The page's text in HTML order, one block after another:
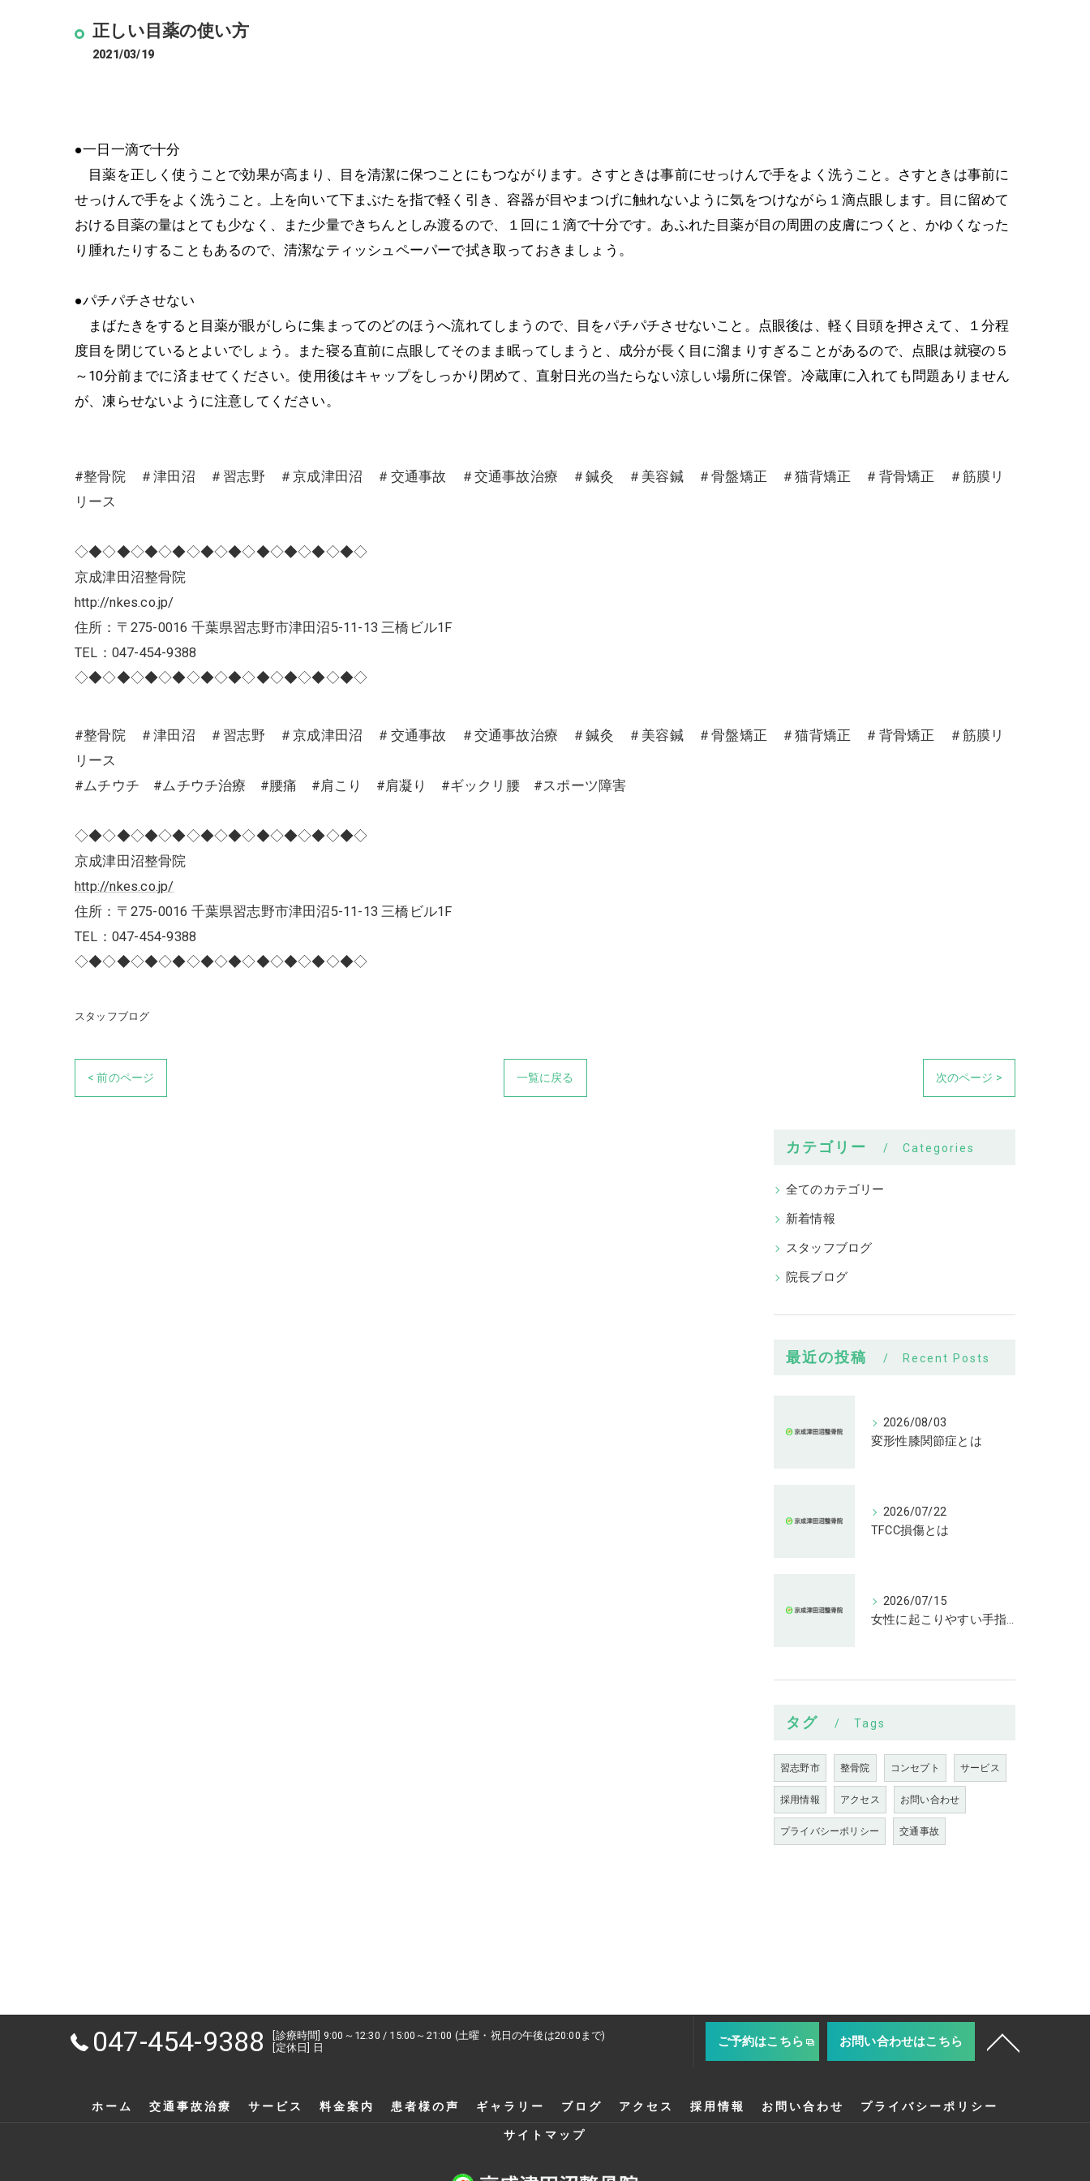
正しい目薬の使い方
2021/03/19
●一日一滴で十分
目薬を正しく使うことで効果が高まり、目を清潔に保つことにもつながります。さすときは事前にせっけんで手をよく洗うこと。さすときは事前に
せっけんで手をよく洗うこと。上を向いて下まぶたを指で軽く引き、容器が目やまつげに触れないように気をつけながら１滴点眼します。目に留めて
おける目薬の量はとても少なく、また少量できちんとしみ渡るので、１回に１滴で十分です。あふれた目薬が目の周囲の皮膚につくと、かゆくなった
り腫れたりすることもあるので、清潔なティッシュペーパーで拭き取っておきましょう。
●パチパチさせない
まばたきをすると目薬が眼がしらに集まってのどのほうへ流れてしまうので、目をパチパチさせないこと。点眼後は、軽く目頭を押さえて、１分程
度目を閉じているとよいでしょう。また寝る直前に点眼してそのまま眠ってしまうと、成分が長く目に溜まりすぎることがあるので、点眼は就寝の５
～10分前までに済ませてください。使用後はキャップをしっかり閉めて、直射日光の当たらない涼しい場所に保管。冷蔵庫に入れても問題ありません
が、凍らせないように注意してください。
#整骨院 ＃津田沼 ＃習志野 ＃京成津田沼 ＃交通事故 ＃交通事故治療 ＃鍼灸 ＃美容鍼 ＃骨盤矯正 ＃猫背矯正 ＃背骨矯正 ＃筋膜リ
リース
◇◆◇◆◇◆◇◆◇◆◇◆◇◆◇◆◇◆◇◆◇
京成津田沼整骨院
http://nkes.co.jp/
住所：〒275-0016 千葉県習志野市津田沼5-11-13 三橋ビル1F
TEL：047-454-9388
◇◆◇◆◇◆◇◆◇◆◇◆◇◆◇◆◇◆◇◆◇
#整骨院 ＃津田沼 ＃習志野 ＃京成津田沼 ＃交通事故 ＃交通事故治療 ＃鍼灸 ＃美容鍼 ＃骨盤矯正 ＃猫背矯正 ＃背骨矯正 ＃筋膜リ
リース
#ムチウチ #ムチウチ治療 #腰痛 #肩こり #肩凝り #ギックリ腰 #スポーツ障害
◇◆◇◆◇◆◇◆◇◆◇◆◇◆◇◆◇◆◇◆◇
京成津田沼整骨院
http://nkes.co.jp/
住所：〒275-0016 千葉県習志野市津田沼5-11-13 三橋ビル1F
TEL：047-454-9388
◇◆◇◆◇◆◇◆◇◆◇◆◇◆◇◆◇◆◇◆◇
スタッフブログ
< 前のページ 一覧に戻る 次のページ >
カテゴリー Categories
全てのカテゴリー
新着情報
スタッフブログ
院長ブログ
最近の投稿 Recent Posts
2026/08/03
変形性膝関節症とは
2026/07/22
TFCC損傷とは
2026/07/15
女性に起こりやすい手指の変形とは
タグ Tags
習志野市 整骨院 コンセプト サービス
採用情報 アクセス お問い合わせ
プライバシーポリシー 交通事故
047-454-9388
[診療時間] 9:00～12:30 / 15:00～21:00 (土曜・祝日の午後は20:00まで)
[定休日] 日
ご予約はこちら お問い合わせはこちら
ホーム 交通事故治療 サービス 料金案内 患者様の声 ギャラリー ブログ アクセス 採用情報 お問い合わせ プライバシーポリシー
サイトマップ